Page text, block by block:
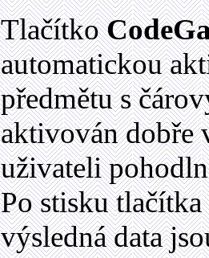
Tlačítko
automatickou
předmětu s
aktivován dobře
uživateli
Po stisku tlačítka
výsledná data